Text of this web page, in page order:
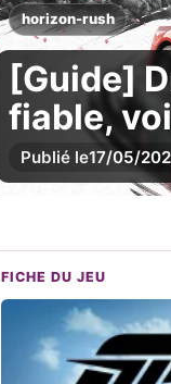
horizon-rush
[Guide]
fiable,
Publié le17/05/
FICHE DU JEU